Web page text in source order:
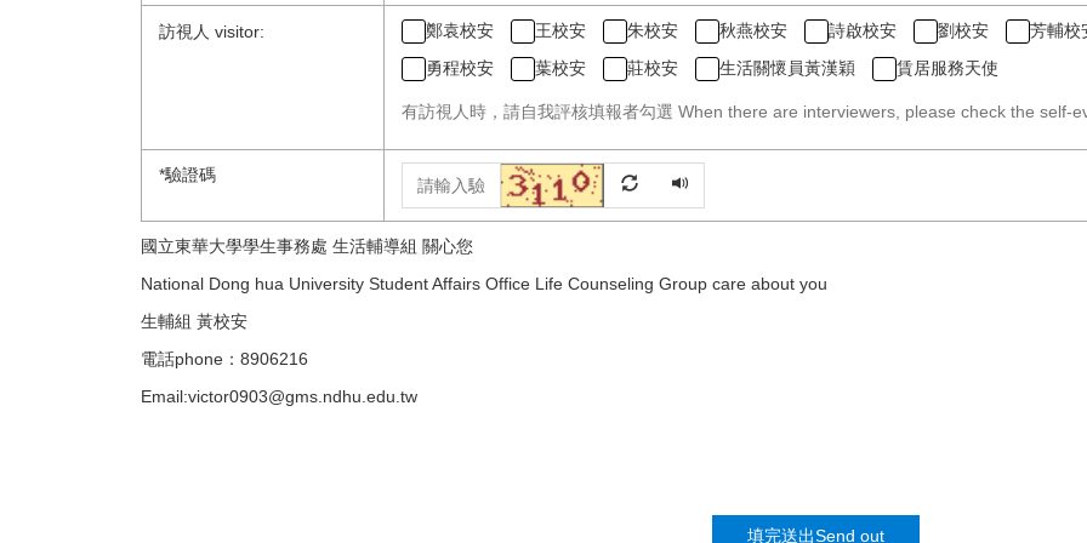
訪視人 visitor: 鄭袁校安 王校安 朱校安 秋燕校安 詩啟校安 劉校安
芳輔校
勇程校安
葉校安 莊校安 生活關懷員黃漢穎 賃居服務天使
有訪視人時，請自我評核填報者勾選 When there are interviewers, please check the self-
*驗證碼
國立東華大學學生事務處 生活輔導組 關心您
National Dong hua University Student Affairs Office Life Counseling Group care about you
生輔組 黃校安
電話phone：8906216
Email:victor0903@gms.ndhu.edu.tw
填完送出Send out